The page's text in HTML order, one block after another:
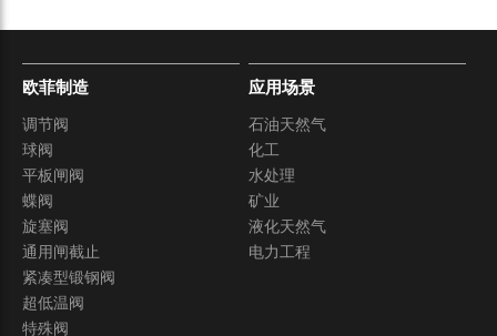
欧菲制造
调节阀
球阀
平板闸阀
蝶阀
旋塞阀
通用闸截止
紧凑型锻钢阀
超低温阀
特殊阀
应用场景
石油天然气
化工
水处理
矿业
液化天然气
电力工程